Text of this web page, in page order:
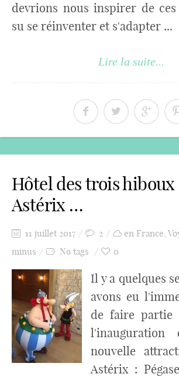
devrions nous inspirer de
su se réinventer et s'adapter ...
Lire la suite...
Hôtel des trois hiboux
Astérix …
11 juillet 2017 2 en France,
minus
No tags 0
Il y a quelques
avons eu
de faire partie
nouvelle
Astérix :